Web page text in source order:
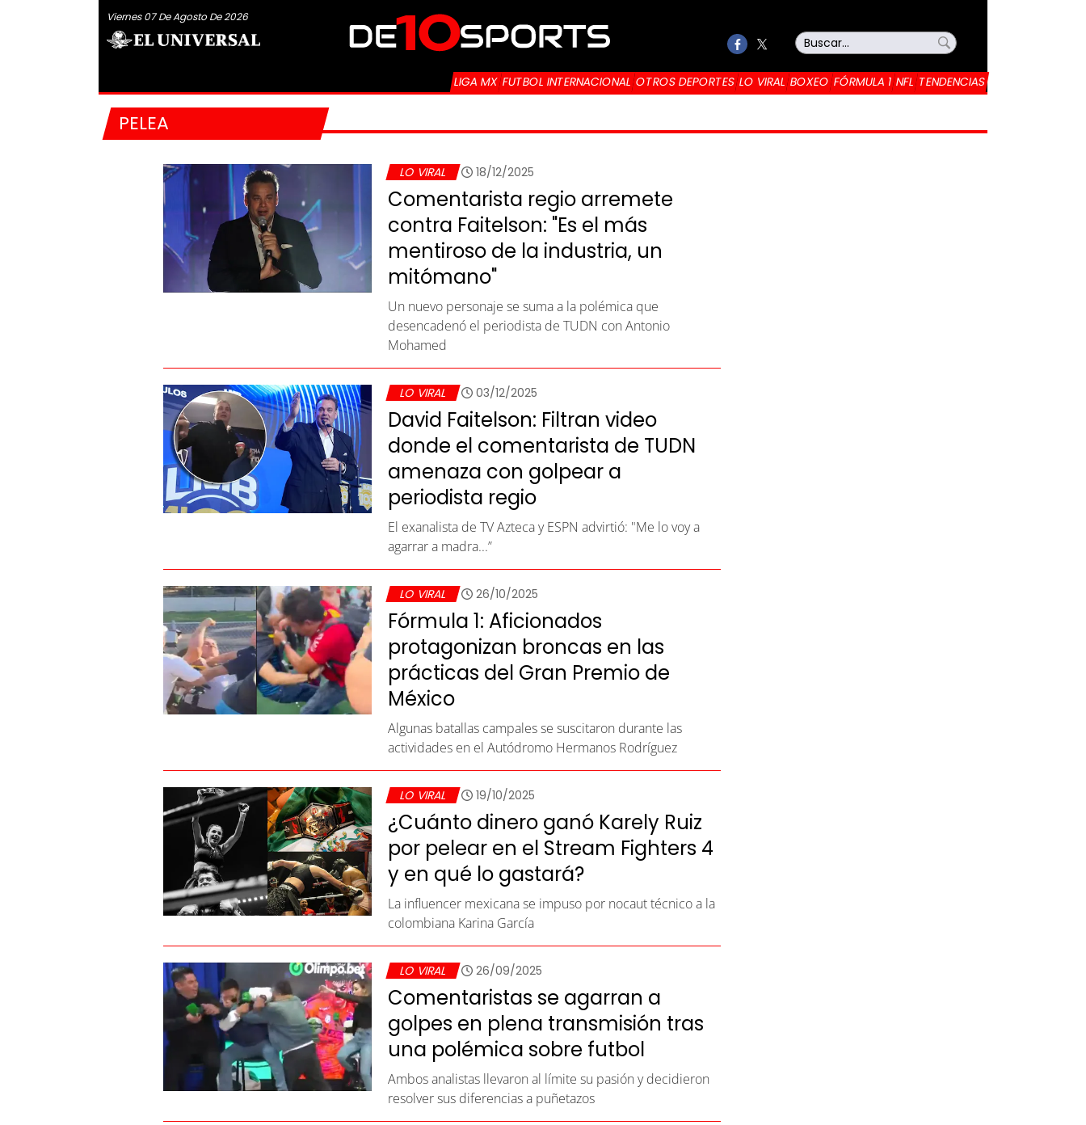
Viernes 07 De Agosto De 2026
LIGA MX FUTBOL INTERNACIONAL OTROS DEPORTES LO VIRAL BOXEO FÓRMULA 1 NFL TENDENCIAS
PELEA
LO VIRAL 18/12/2025
Comentarista regio arremete
contra Faitelson: "Es el más
mentiroso de la industria, un
mitómano"
Un nuevo personaje se suma a la polémica que
desencadenó el periodista de TUDN con Antonio
Mohamed
LO VIRAL 03/12/2025
David Faitelson: Filtran video
donde el comentarista de TUDN
amenaza con golpear a
periodista regio
El exanalista de TV Azteca y ESPN advirtió: "Me lo voy a
agarrar a madra...”
LO VIRAL 26/10/2025
Fórmula 1: Aficionados
protagonizan broncas en las
prácticas del Gran Premio de
México
Algunas batallas campales se suscitaron durante las
actividades en el Autódromo Hermanos Rodríguez
LO VIRAL 19/10/2025
¿Cuánto dinero ganó Karely Ruiz
por pelear en el Stream Fighters 4
y en qué lo gastará?
La influencer mexicana se impuso por nocaut técnico a la
colombiana Karina García
LO VIRAL 26/09/2025
Comentaristas se agarran a
golpes en plena transmisión tras
una polémica sobre futbol
Ambos analistas llevaron al límite su pasión y decidieron
resolver sus diferencias a puñetazos